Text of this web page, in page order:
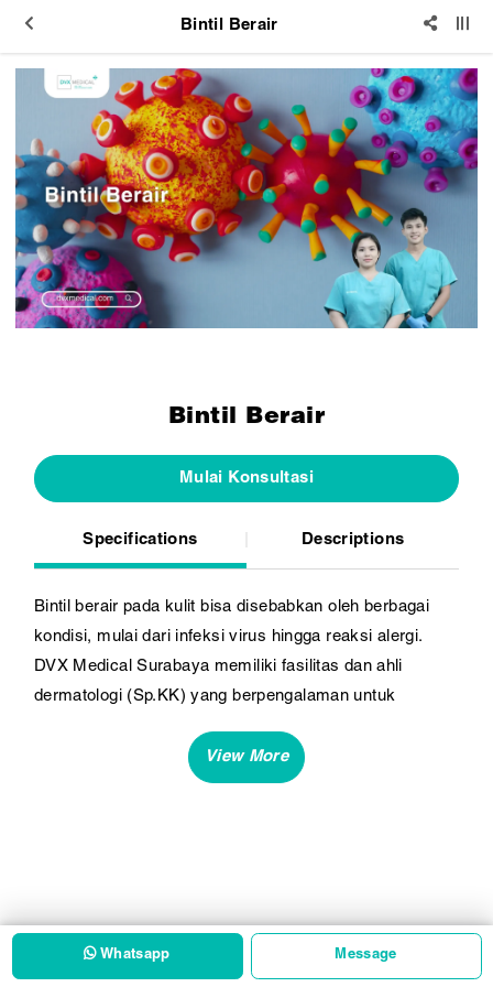
Bintil Berair
Whatsapp
Bintil Berair
Mulai Konsultasi
Specifications Descriptions
Bintil berair pada kulit bisa disebabkan oleh berbagai
kondisi, mulai dari infeksi virus hingga reaksi alergi.
DVX Medical Surabaya memiliki fasilitas dan ahli
dermatologi (Sp.KK) yang berpengalaman untuk